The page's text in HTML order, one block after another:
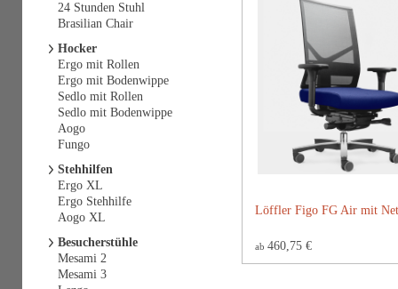
Löffler Figo FG Air mit
ab 460,75 €
24 Stunden Stuhl
Brasilian Chair
Hocker
Ergo mit Rollen
Ergo mit Bodenwippe
Sedlo mit Rollen
Sedlo mit Bodenwippe
Aogo
Fungo
Stehhilfen
Ergo XL
Ergo Stehhilfe
Aogo XL
Besucherstühle
Mesami 2
Mesami 3